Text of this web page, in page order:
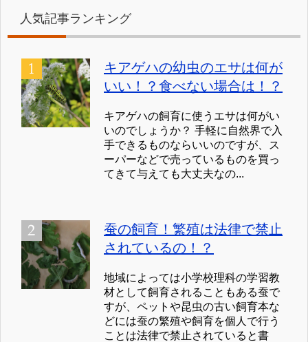
人気記事ランキング
キアゲハの幼虫のエサは何が
いい！？食べない場合は！？
キアゲハの飼育に使うエサは何がい
いのでしょうか？ 手軽に自然界で入
手できるものならいいのですが、ス
ーパーなどで売っているものを買っ
てきて与えても大丈夫なの...
蚕の飼育！繁殖は法律で禁止
されているの！？
地域によっては小学校理科の学習教
材として飼育されることもある蚕で
すが、ペットや昆虫の古い飼育本な
どには蚕の繁殖や飼育を個人で行う
ことは法律で禁止されていると書